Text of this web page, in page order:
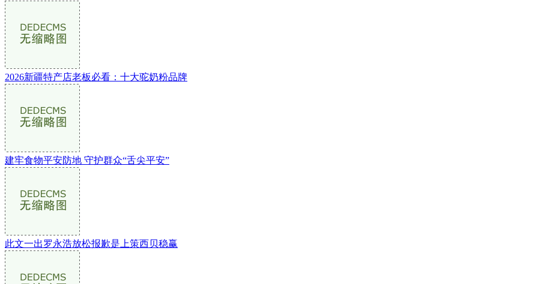
2026新疆特产店老板必看：十大驼奶粉品牌
建牢食物平安防地 守护群众“舌尖平安”
此文一出罗永浩放松报歉是上策西贝稳赢